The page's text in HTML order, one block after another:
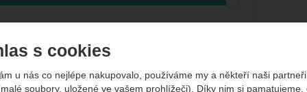
s cookies
u nás co nejlépe nakupovalo, používáme my a někteří naši partneři
soubory, uložené ve vašem prohlížeči). Díky nim si pamatujeme,
Nejlevnější Nejdražší Od nejprodávanějších